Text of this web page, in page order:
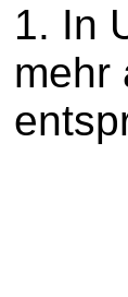
1. In
mehr